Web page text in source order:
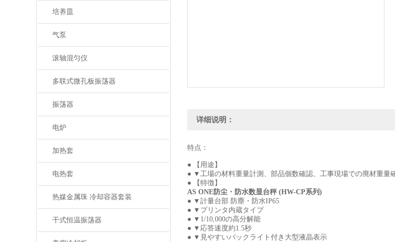
培养皿
气泵
滚轴混匀仪
多联式微孔板振荡器
振荡器
电炉
加热套
电热套
热媒金属珠 冷却容器套装
干式恒温振荡器
详细说明：
特点：
● 【用途】
● ▼工場の材料重量計測、部品個数確認、工事現場での廃材重量
● 【特徴】
AS ONE防尘・防水数显台秤 (HW-CP系列)
● ▼計量台部 防塵・防水IP65
● ▼プリンタ内蔵タイプ
● ▼1/10,000の高分解能
● ▼応答速度約1.5秒
● ▼見やすいバックライト付き大型液晶表示